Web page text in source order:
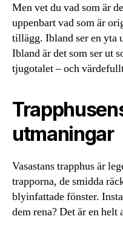
Men vet du vad som är
uppenbart vad som är
tillägg. Ibland ser en yta
Ibland är det som ser ut
tjugotalet – och
utmaningar
Vasastans trapphus är
trapporna, de smidda
blyinfattade fönster.
dem rena? Det är en helt